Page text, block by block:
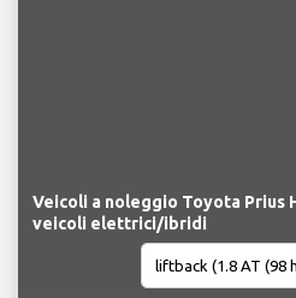
Veicoli a noleggio Toyota Prius
veicoli elettrici/ibridi